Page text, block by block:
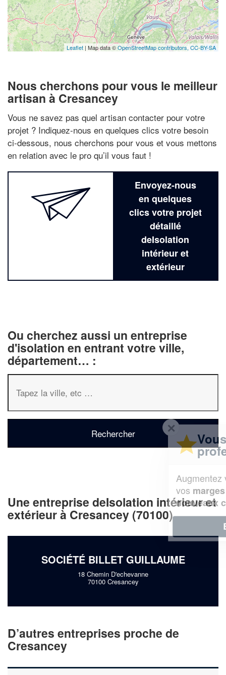
Leaflet | Map data ©OpenStreetMap contributors, CC-BY-SA
Nous cherchons pour vous le meilleur
artisan à Cresancey
Vous ne savez pas quel artisan contacter pour votre
projet ? Indiquez-nous en quelques clics votre besoin
ci-dessous, nous cherchons pour vous et vous mettons
en relation avec le pro qu’il vous faut !
Envoyez-nous
en quelques
clics votre projet
détaillé
deIsolation
intérieur et
extérieur
Ou cherchez aussi un entreprise
d'isolation en entrant votre ville,
département… :
Une entreprise deIsolation intérieur et
extérieur à Cresancey (70100)
SOCIÉTÉ BILLET GUILLAUME
18 Chemin D'echevanne
70100 Cresancey
D’autres entreprises proche de
Cresancey
Vous êtes un
professionnel ?
chiffre d'affaireset
tout en gagnant de
nouveaux clients!
En savoir plus